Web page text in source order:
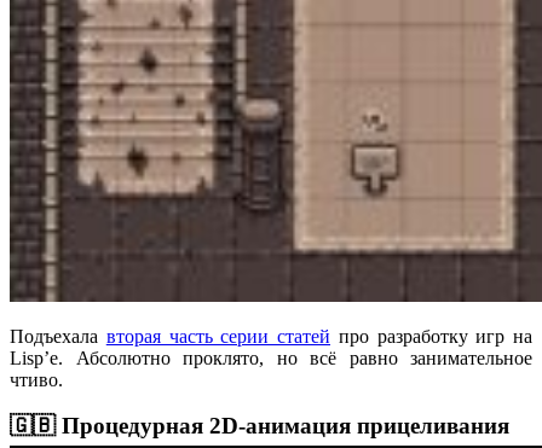
Подъехала вторая часть серии статей про разработку игр на
Lisp’е. Абсолютно проклято, но всё равно занимательное
чтиво.
🇬🇧 Процедурная 2D-анимация прицеливания